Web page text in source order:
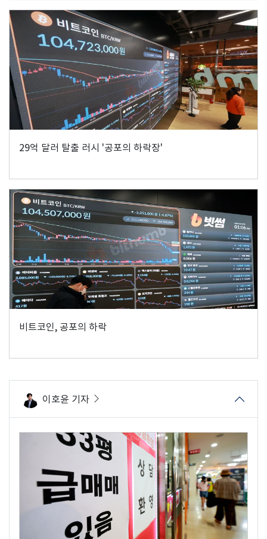
29억 달러 탈출 러시 '공포의 하락장'
비트코인, 공포의 하락
이호윤 기자